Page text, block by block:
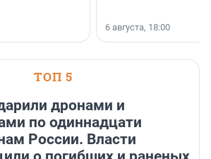
6 августа, 18:00
ТОП 5
дронами и
по одиннадцати
России. Власти